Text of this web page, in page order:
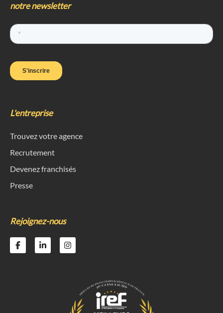
notre newsletter
L'entreprise
Trouvez votre agence
Recrutement
Devenez franchisés
Presse
Rejoignez-nous